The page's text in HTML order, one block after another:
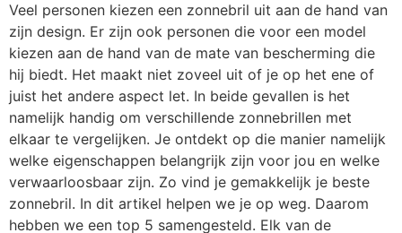
Veel personen kiezen een zonnebril uit aan de hand van
zijn design. Er zijn ook personen die voor een model
kiezen aan de hand van de mate van bescherming die
hij biedt. Het maakt niet zoveel uit of je op het ene of
juist het andere aspect let. In beide gevallen is het
namelijk handig om verschillende zonnebrillen met
elkaar te vergelijken. Je ontdekt op die manier namelijk
welke eigenschappen belangrijk zijn voor jou en welke
verwaarloosbaar zijn. Zo vind je gemakkelijk je beste
zonnebril. In dit artikel helpen we je op weg. Daarom
hebben we een top 5 samengesteld. Elk van de